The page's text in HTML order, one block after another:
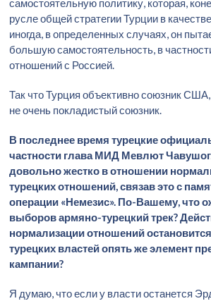
самостоятельную политику, которая,
русле общей стратегии Турции в
иногда, в определенных случаях, он
большую самостоятельность, в
отношений с Россией.
Так что Турция объективно союзник
не очень покладистый союзник.
В последнее время турецкие
частности глава МИД Мевлют
довольно жестко в отношении
турецких отношений, связав это с
операции «Немезис». По-Вашему, что
выборов армяно-турецкий трек?
нормализации отношений
турецких властей опять же элемент
кампании?
Я думаю, что если у власти останется